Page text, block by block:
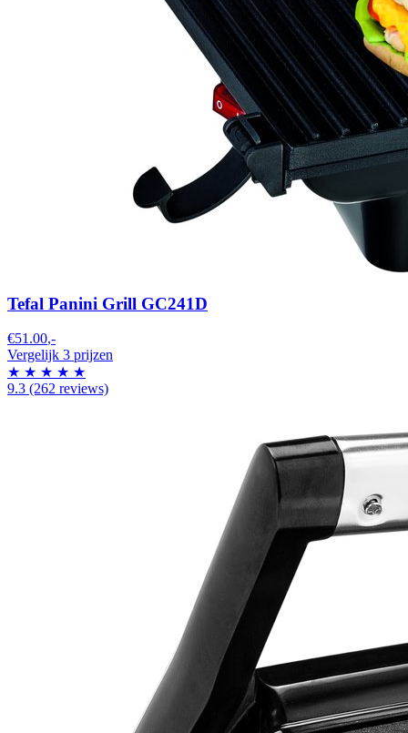
Tefal Panini Grill GC241D
€51.00,-
Vergelijk 3 prijzen
★ ★ ★ ★ ★
9.3 (262 reviews)